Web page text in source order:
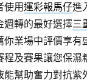
使用運彩報馬仔進
週轉的最好選擇三
你業場中評價享有
程及賽果讓您保濕
能幫助奮力對抗紫